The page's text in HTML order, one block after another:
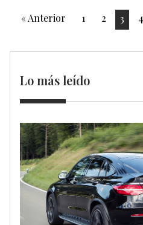
« Anterior 1 2 3 4
Lo más leído